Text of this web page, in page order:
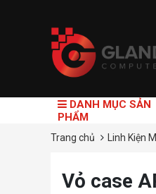
DANH MỤC SẢN
PHẨM
Trang chủ Linh Kiện
Vỏ case